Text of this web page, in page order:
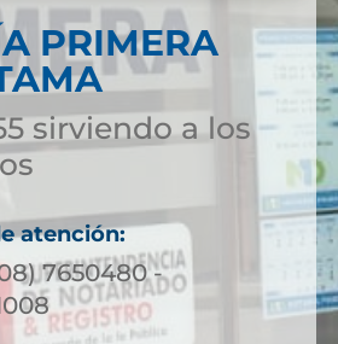
PRIMERA
sirviendo a los
atención:
7650480 -